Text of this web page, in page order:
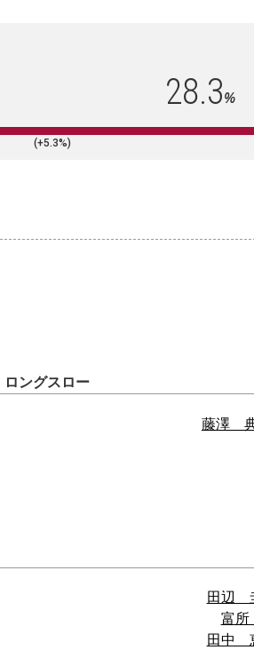
28.3%
(+5.3%)
ロングスロー
藤澤
田辺
富
田中